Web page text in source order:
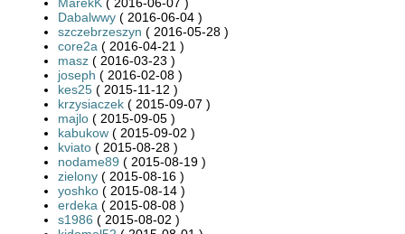
Dabalwwy ( 2016-06-04 )
szczebrzeszyn ( 2016-05-28 )
core2a ( 2016-04-21 )
masz ( 2016-03-23 )
joseph ( 2016-02-08 )
kes25 ( 2015-11-12 )
krzysiaczek ( 2015-09-07 )
majlo ( 2015-09-05 )
kabukow ( 2015-09-02 )
kviato ( 2015-08-28 )
nodame89 ( 2015-08-19 )
zielony ( 2015-08-16 )
yoshko ( 2015-08-14 )
erdeka ( 2015-08-08 )
s1986 ( 2015-08-02 )